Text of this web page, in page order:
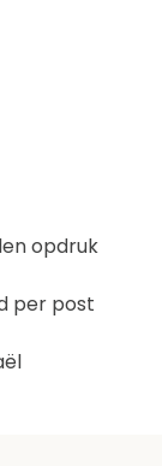
opdruk
per post